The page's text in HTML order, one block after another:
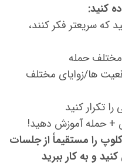
کنید:
که سریعتر فکر کنند،
حمله
ها/زوایای مختلف
تکرار کنید
+ حمله آموزش دهید!
را مستقیماً از جلسات
و به کار ببرید